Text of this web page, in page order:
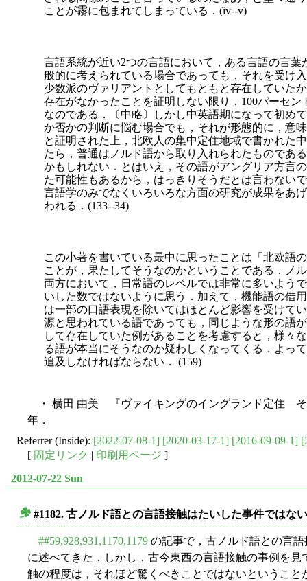
ことが霧に包まれてしまっている．(iv--v)
言語系統が近い2つの言語において，ある言語の言
般的に考えられている場合であっても，それを受け
少数派のヴァリアントとしてもともと存在していた
存在がなかったことを証明しない限り，100パーセ
なのである．〔中略〕しかし中英語期になって初め
か否かの判断に悩む場合でも，それが形態的に，意
と証明された上，北欧人の集中定住地域で書かれた
たら，普通はノルド語から取り入れられたものであ
かもしれない．とはいえ，その語がアングリア方言
た可能性もあるから，はっきりそうだとは言わない
言語学のみでなくいろいろな方面の研究が成果をあ
われる．(133--34)
この小著を書いている最中に思ったことは「北欧語
ことが，果たしてそうなのかということである．ノ
両方において，日常語のレベルでは非常に多いよう
いした数ではないように思う．加えて，機能語の借
は一部の口語表現を除いてはほとんど影響を受けて
源と思われている語であっても，同じような形の語
して存在していた例があることを考慮すると，様々
る語が本当にそうなのか疑わしくなってくる．よっ
追及しなければならない． (159)
・ 横田 由美 『ヴァイキングのイングランド定住―
年．
Referrer (Inside): [2022-07-08-1] [2020-03-17-1] [2016-09-09-1]
[ 固定リンク | 印刷用ページ ]
2012-07-22 Sun
#1182. 古ノルド語との言語接触はたいした事件ではな
##59,928,931,1170,1179 の記事で，古ノルド語との言
に述べてきた．しかし，古今東西の言語接触の事例を
触の程度は，それほど驚くべきことではないというこ